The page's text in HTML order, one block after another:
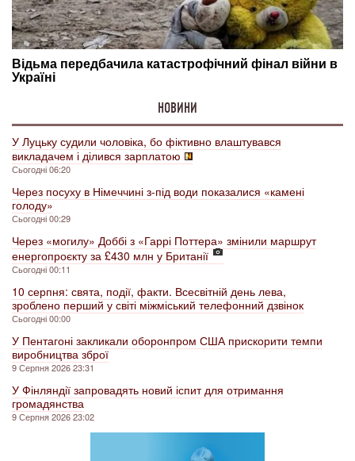
НОВИНИ
У Луцьку судили чоловіка, бо фіктивно влаштувався
викладачем і ділився зарплатою
Сьогодні 06:20
Через посуху в Німеччині з-під води показалися «камені
голоду»
Сьогодні 00:29
Через «могилу» Доббі з «Гаррі Поттера» змінили маршрут
енергопроєкту за £430 млн у Британії
Сьогодні 00:11
10 серпня: свята, події, факти. Всесвітній день лева,
зроблено перший у світі міжміський телефонний дзвінок
Сьогодні 00:00
У Пентагоні закликали оборонпром США прискорити темпи
виробництва зброї
9 Серпня 2026 23:31
У Фінляндії запровадять новий іспит для отримання
громадянства
9 Серпня 2026 23:02